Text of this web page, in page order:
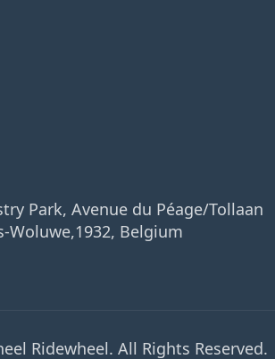
Park, Avenue du Péage/Tollaan
Woluwe,1932, Belgium
Ridewheel. All Rights Reserved.